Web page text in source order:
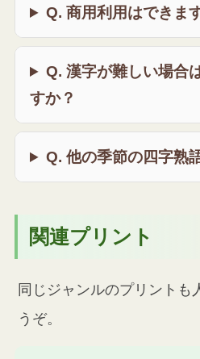
Q. 商用利用はできま
Q. 漢字が難しい場合
すか？
Q. 他の季節の四字熟
関連プリント
同じジャンルのプリントも
うぞ。